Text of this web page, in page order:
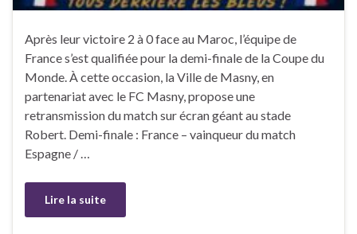
Après leur victoire 2 à 0 face au Maroc, l’équipe de
France s’est qualifiée pour la demi-finale de la Coupe du
Monde. À cette occasion, la Ville de Masny, en
partenariat avec le FC Masny, propose une
retransmission du match sur écran géant au stade
Robert. Demi-finale : France – vainqueur du match
Espagne / …
Lire la suite